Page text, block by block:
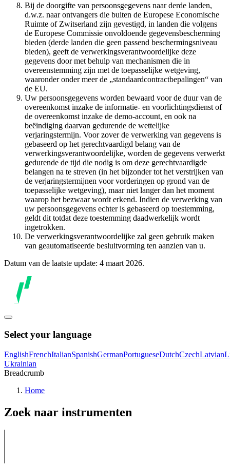
Bij de doorgifte van persoonsgegevens naar derde landen,
d.w.z. naar ontvangers die buiten de Europese Economische
Ruimte of Zwitserland zijn gevestigd, in landen die volgens
de Europese Commissie onvoldoende gegevensbescherming
bieden (derde landen die geen passend beschermingsniveau
bieden), geeft de verwerkingsverantwoordelijke deze
gegevens door met behulp van mechanismen die in
overeenstemming zijn met de toepasselijke wetgeving,
waaronder onder meer de „standaardcontractbepalingen“ van
de EU.
Uw persoonsgegevens worden bewaard voor de duur van de
overeenkomst inzake de informatie- en voorlichtingsdienst of
de overeenkomst inzake de demo-account, en ook na
beëindiging daarvan gedurende de wettelijke
verjaringstermijn. Voor zover de verwerking van gegevens is
gebaseerd op het gerechtvaardigd belang van de
verwerkingsverantwoordelijke, worden de gegevens verwerkt
gedurende de tijd die nodig is om deze gerechtvaardigde
belangen na te streven (in het bijzonder tot het verstrijken van
de verjaringstermijnen voor vorderingen op grond van de
toepasselijke wetgeving), maar niet langer dan het moment
waarop het bezwaar wordt erkend. Indien de verwerking van
uw persoonsgegevens echter is gebaseerd op toestemming,
geldt dit totdat deze toestemming daadwerkelijk wordt
ingetrokken.
De verwerkingsverantwoordelijke zal geen gebruik maken
van geautomatiseerde besluitvorming ten aanzien van u.
Datum van de laatste update: 4 maart 2026.
Select your language
EnglishFrenchItalianSpanishGermanPortugueseDutchCzechLatvian
Ukrainian
Breadcrumb
Home
Zoek naar instrumenten